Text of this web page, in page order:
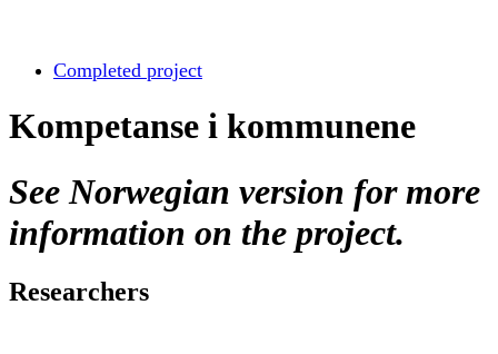
Completed project
Kompetanse i kommunene
See Norwegian version for more
information on the project.
Researchers